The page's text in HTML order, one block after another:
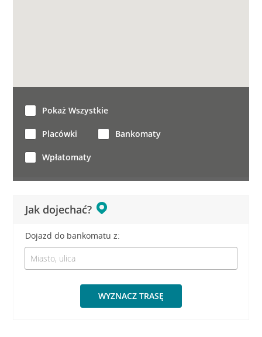
Jak dojechać?
Dojazd do bankomatu z:
WYZNACZ TRASĘ
Pokaż Wszystkie
Placówki Bankomaty
Wpłatomaty